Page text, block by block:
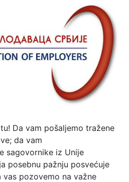
Da vam pošaljemo tražene
da vam
sagovornike iz Unije
posebnu pažnju posvećuje
vas pozovemo na važne